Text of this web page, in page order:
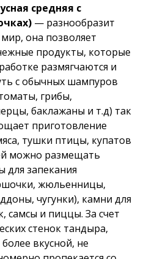
средняя с
— разнообразит
она позволяет
продукты, которые
размягчаются и
с обычных шампуров
грибы,
баклажаны и т.д) так
приготовление
тушки птицы, купатов
можно размещать
для запекания
жюльенницы,
чугунки), камни для
самсы и пиццы. За счет
стенок тандыра,
вкусной, не